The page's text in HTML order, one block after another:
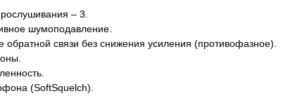
– 3.
шумоподавление.
обратной связи без снижения усиления (противофазное).
(SoftSquelch).